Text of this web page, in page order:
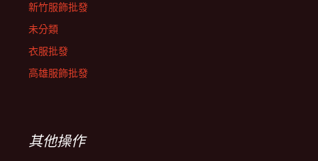
新竹服飾批發
未分類
衣服批發
高雄服飾批發
其他操作